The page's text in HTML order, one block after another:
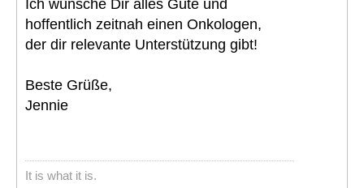
Ich wünsche Dir alles Gute und
hoffentlich zeitnah einen Onkologen,
der dir relevante Unterstützung gibt!
Beste Grüße,
Jennie
It is what it is.